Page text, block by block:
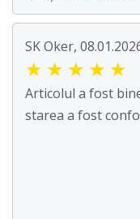
SK Oker,
★ ★ ★ ★ ★
Articolul a fost
starea a fost